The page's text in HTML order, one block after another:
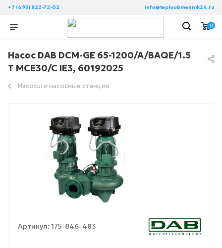
+7 (495) 822-72-02 info@teploobmennik24.ru
0
Насос DAB DCM-GE 65-1200/A/BAQE/1.5
T MCE30/C IE3, 60192025
Насосы и насосные станции
Артикул: 175-846-483